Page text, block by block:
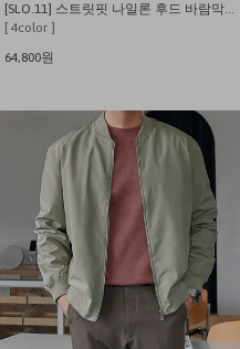
[SLO.11] 스트릿핏 나일론 후드 바람막이 자켓
[ 4color ]
64,800원